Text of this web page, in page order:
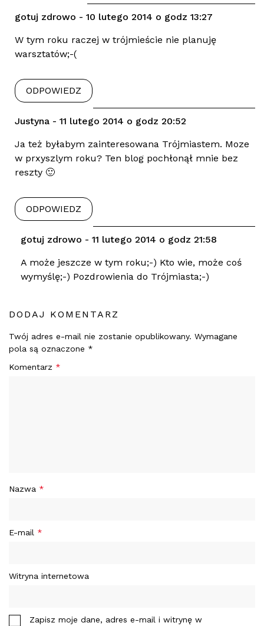
gotuj zdrowo - 10 lutego 2014 o godz 13:27
W tym roku raczej w trójmieście nie planuję
warsztatów;-(
ODPOWIEDZ
Justyna - 11 lutego 2014 o godz 20:52
Ja też byłabym zainteresowana Trójmiastem. Moze
w prxyszlym roku? Ten blog pochłonął mnie bez
reszty 🙂
ODPOWIEDZ
gotuj zdrowo - 11 lutego 2014 o godz 21:58
A może jeszcze w tym roku;-) Kto wie, może coś
wymyślę;-) Pozdrowienia do Trójmiasta;-)
DODAJ KOMENTARZ
Twój adres e-mail nie zostanie opublikowany. Wymagane
pola są oznaczone *
Komentarz *
Nazwa *
E-mail *
Witryna internetowa
Zapisz moje dane, adres e-mail i witrynę w